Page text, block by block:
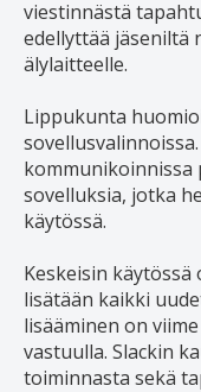
viestinnästä
edellyttää jäseniltä
älylaitteelle.
Lippukunta
kommunikoinnissa
sovelluksia, jotka
käytössä.
Keskeisin käytössä
lisätään kaikki
lisääminen on
vastuulla. Slackin
toiminnasta sekä